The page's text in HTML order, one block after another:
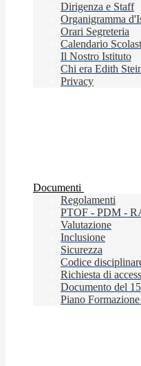
Dirigenza e Staff
Organigramma
Orari Segreteria
Calendario
Il Nostro Istituto
Chi era Edith
Privacy
Documenti
Regolamenti
PTOF - PDM -
Valutazione
Inclusione
Sicurezza
Codice
Richiesta di
Documento del
Piano